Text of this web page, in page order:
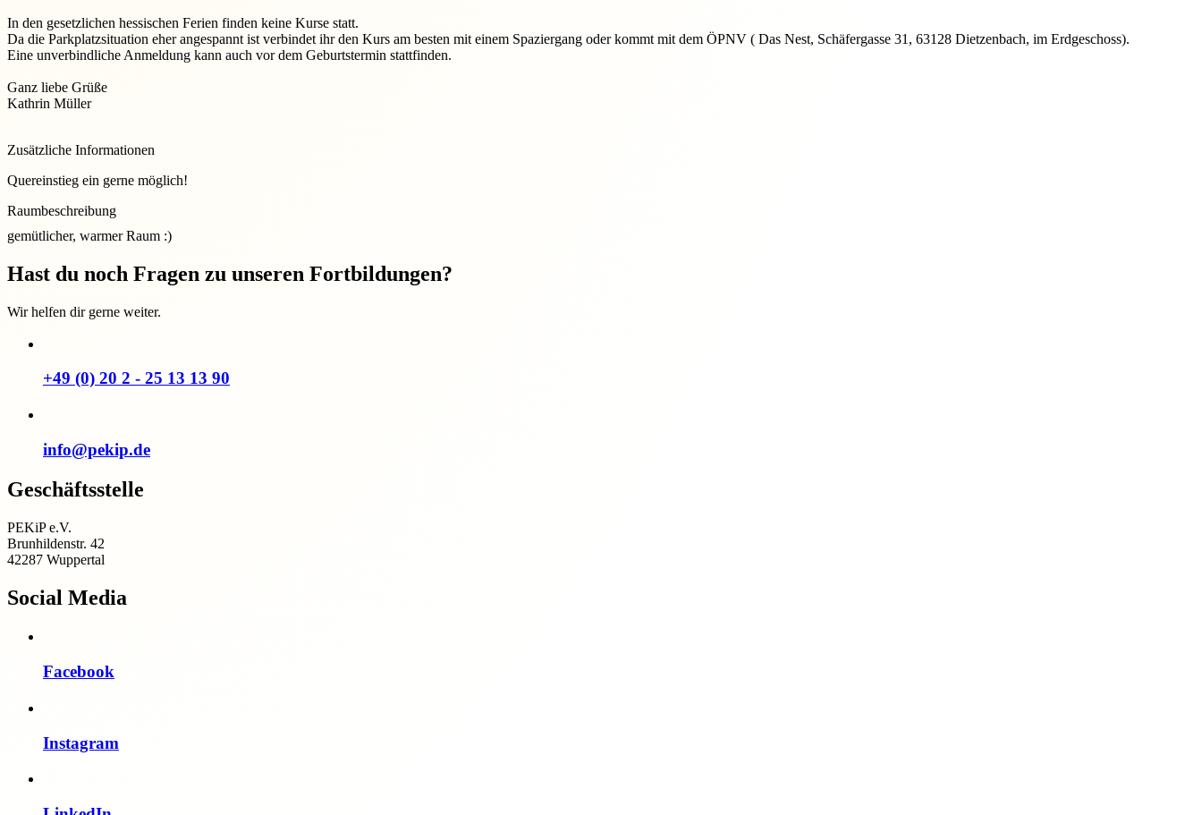
In den gesetzlichen hessischen Ferien finden keine Kurse statt.
Da die Parkplatzsituation eher angespannt ist verbindet ihr den Kurs am besten mit einem Spaziergang oder kommt mit dem ÖPNV ( Das Nest, Schäfergasse 31, 63128 Dietzenbach, im Erdgeschoss).
Eine unverbindliche Anmeldung kann auch vor dem Geburtstermin stattfinden.
Ganz liebe Grüße
Kathrin Müller
Zusätzliche Informationen
Quereinstieg ein gerne möglich!
Raumbeschreibung
gemütlicher, warmer Raum :)
Hast du noch Fragen zu unseren Fortbildungen?
Wir helfen dir gerne weiter.
+49 (0) 20 2 - 25 13 13 90
info@pekip.de
Geschäftsstelle
PEKiP e.V.
Brunhildenstr. 42
42287 Wuppertal
Social Media
Facebook
Instagram